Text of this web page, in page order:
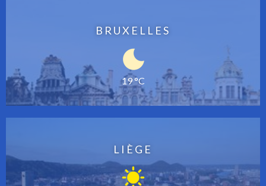
BRUXELLES
19 °C
LIÈGE